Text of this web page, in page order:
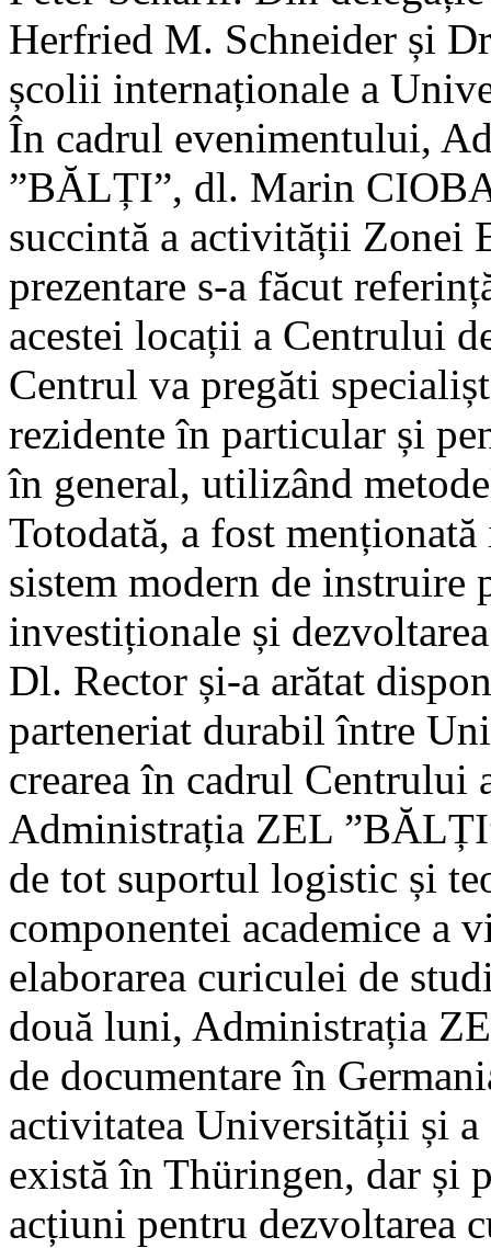
Herfried M. Schneider și
școlii internaționale a
În cadrul evenimentului,
”BĂLȚI”, dl. Marin
succintă a activității Zonei
prezentare s-a făcut
acestei locații a Centrului
Centrul va pregăti
rezidente în particular și
în general, utilizând
Totodată, a fost
sistem modern de
investiționale și
Dl. Rector și-a arătat
parteneriat durabil între
crearea în cadrul Centrului
Administrația ZEL
de tot suportul logistic și
componentei academice a
elaborarea curiculei de
două luni, Administrația
de documentare în
activitatea Universității și
există în Thüringen, dar și
acțiuni pentru dezvoltarea